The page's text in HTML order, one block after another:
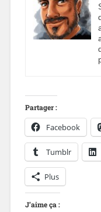
Partager :
Facebook
Tumblr
Plus
J’aime ça :